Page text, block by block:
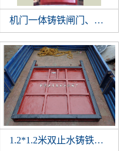
机门一体铸铁闸门、机闸一
1.2*1.2米双止水铸铁闸门